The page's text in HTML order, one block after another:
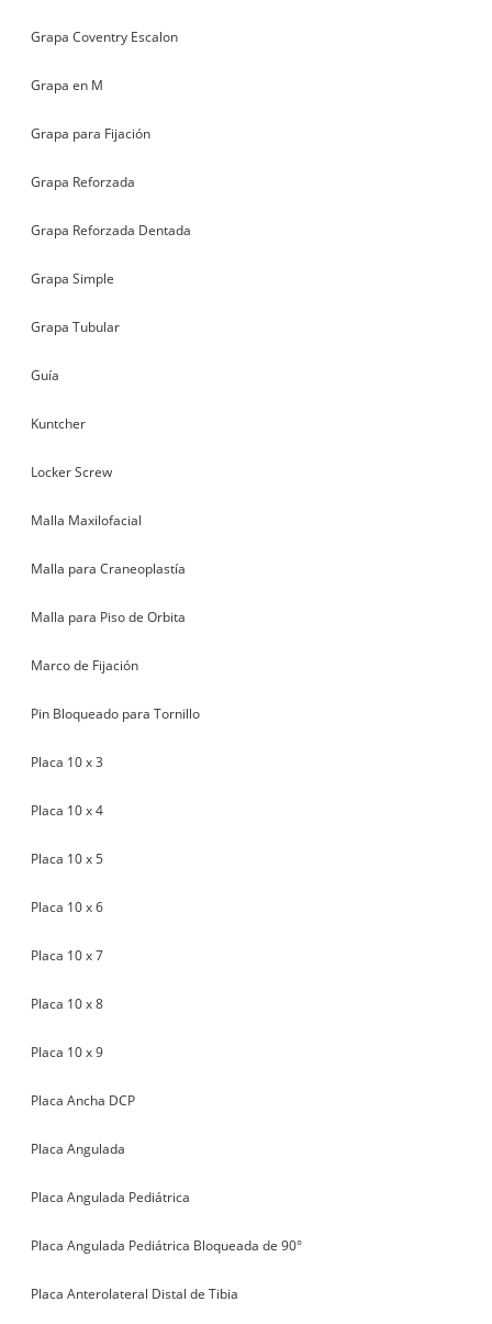
Grapa Coventry Escalon
Grapa en M
Grapa para Fijación
Grapa Reforzada
Grapa Reforzada Dentada
Grapa Simple
Grapa Tubular
Guía
Kuntcher
Locker Screw
Malla Maxilofacial
Malla para Craneoplastía
Malla para Piso de Orbita
Marco de Fijación
Pin Bloqueado para Tornillo
Placa 10 x 3
Placa 10 x 4
Placa 10 x 5
Placa 10 x 6
Placa 10 x 7
Placa 10 x 8
Placa 10 x 9
Placa Ancha DCP
Placa Angulada
Placa Angulada Pediátrica
Placa Angulada Pediátrica Bloqueada de 90°
Placa Anterolateral Distal de Tibia